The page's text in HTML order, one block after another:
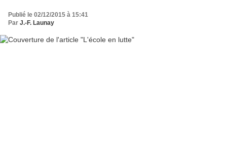
Publié le 02/12/2015 à 15:41
Par J.-F. Launay